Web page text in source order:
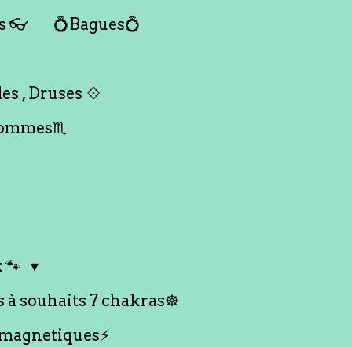
👓
💍Bagues💍
, Druses 💠
souhaits 7 chakras☸️